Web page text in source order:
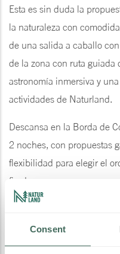
Consent
Esta es sin duda la
la naturaleza con
de una salida a caballo
de la zona con ruta guiada
astronomía inmersiva y
actividades de Naturland.
Descansa en la Borda de
2 noches, con propuestas
flexibilidad para elegir el
fin de semana.